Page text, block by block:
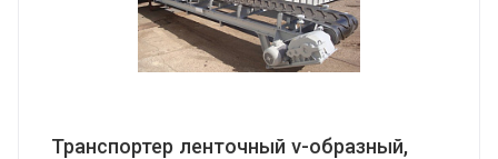
Транспортер ленточный v-образный,